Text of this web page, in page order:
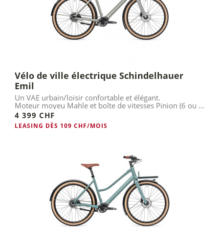
Vélo de ville électrique Schindelhauer
Emil
Un VAE urbain/loisir confortable et élégant.
Moteur moyeu Mahle et boîte de vitesses Pinion (6 ou 9
vitesses).
4 399 CHF
LEASING DÈS 109 CHF/MOIS